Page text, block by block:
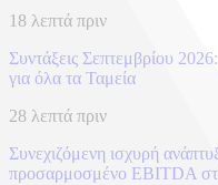
18 λεπτά πριν
Συντάξεις Σεπτεμβρίου
για όλα τα Ταμεία
28 λεπτά πριν
Συνεχιζόμενη ισχυρή
προσαρμοσμένο EBITDA